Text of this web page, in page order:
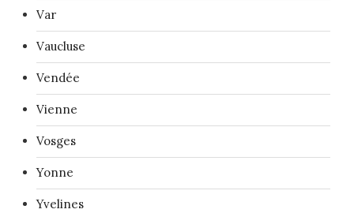
Var
Vaucluse
Vendée
Vienne
Vosges
Yonne
Yvelines